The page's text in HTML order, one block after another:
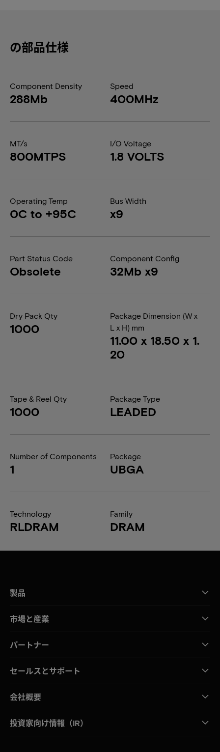
の部品仕様
Component Density
288Mb
Speed
400MHz
MT/s
800MTPS
I/O Voltage
1.8 VOLTS
Operating Temp
0C to +95C
Bus Width
x9
Part Status Code
Obsolete
Component Config
32Mb x9
Dry Pack Qty
1000
Package Dimension (W x
L x H) mm
11.00 x 18.50 x 1.
20
Tape & Reel Qty
1000
Package Type
LEADED
Number of Components
1
Package
UBGA
Technology
RLDRAM
Family
DRAM
製品
市場と産業
パートナー
セールスとサポート
会社概要
投資家向け情報（IR）